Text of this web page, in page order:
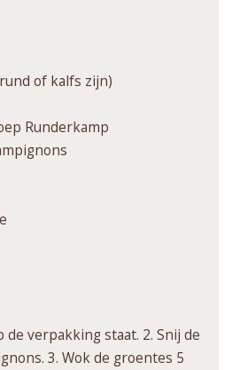
of kalfs zijn)
Runderkamp
de verpakking staat. 2. Snij de
3. Wok de groentes 5